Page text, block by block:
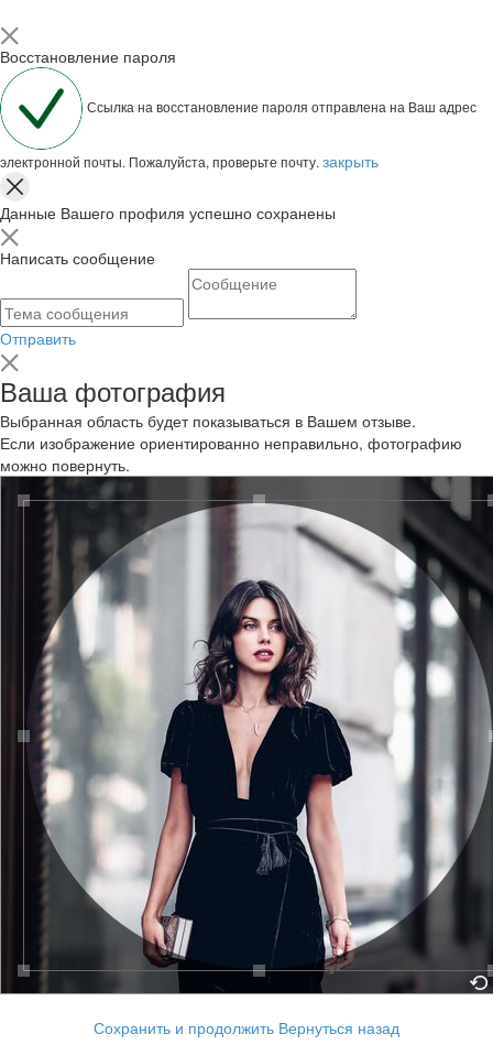
Восстановление пароля
Ссылка на восстановление пароля отправлена на Ваш адрес
электронной почты. Пожалуйста, проверьте почту. закрыть
Данные Вашего профиля успешно сохранены
Написать сообщение
Отправить
Ваша фотография
Выбранная область будет показываться в Вашем отзыве.
Если изображение ориентированно неправильно, фотографию
можно повернуть.
Сохранить и продолжить Вернуться назад